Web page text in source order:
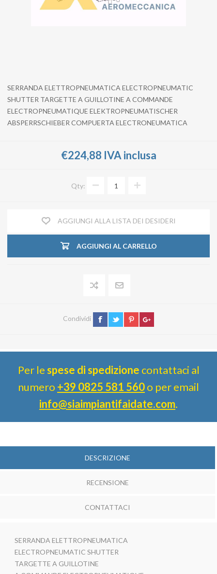
SERRANDA ELETTROPNEUMATICA ELECTROPNEUMATIC
SHUTTER TARGETTE A GUILLOTINE A COMMANDE
ELECTROPNEUMATIQUE ELEKTROPNEUMATISCHER
ABSPERRSCHIEBER COMPUERTA ELECTRONEUMATICA
€224,88 IVA inclusa
Qty:
AGGIUNGI ALLA LISTA DEI DESIDERI
AGGIUNGI AL CARRELLO
Condividi
Per lespese di spedizione contattaci al
numero +39 0825 581 560o per email
info@siaimpiantifaidate.com.
DESCRIZIONE
RECENSIONE
CONTATTACI
SERRANDA ELETTROPNEUMATICA
ELECTROPNEUMATIC SHUTTER
TARGETTE A GUILLOTINE